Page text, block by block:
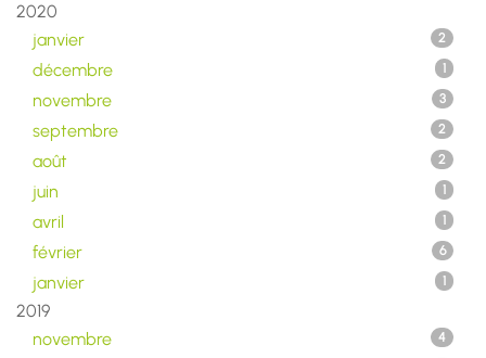
2020
janvier
2
décembre 1
novembre 3
septembre 2
août 2
juin 1
avril 1
février 6
janvier 1
2019
novembre
4